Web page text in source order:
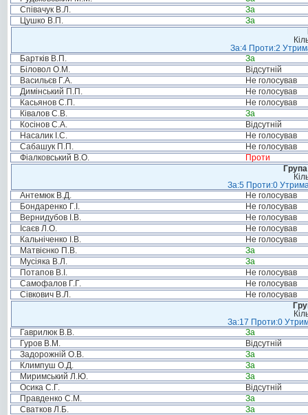
Співачук В.Л.
За
Цушко В.П.
За
За:4 Проти:2
Бартків В.П.
За
Біловол О.М.
Відсутній
Васильєв Г.А.
Не голосував
Димінський П.П.
Не голосував
Касьянов С.П.
Не голосував
Ківалов С.В.
За
Косінов С.А.
Відсутній
Насалик І.С.
Не голосував
Сабашук П.П.
Не голосував
Фіалковський В.О.
Проти
За:5 Проти:0
Антемюк В.Д.
Не голосував
Бондаренко Г.І.
Не голосував
Вернидубов І.В.
Не голосував
Ісаєв Л.О.
Не голосував
Кальніченко І.В.
Не голосував
Матвієнко П.В.
За
Мусіяка В.Л.
За
Потапов В.І.
Не голосував
Самофалов Г.Г.
Не голосував
Сівкович В.Л.
Не голосував
За:17 Проти:0
Гаврилюк В.В.
За
Гуров В.М.
Відсутній
Задорожній О.В.
За
Климпуш О.Д.
За
Миримський Л.Ю.
За
Осика С.Г.
Відсутній
Правденко С.М.
За
Сватков Л.Б.
За